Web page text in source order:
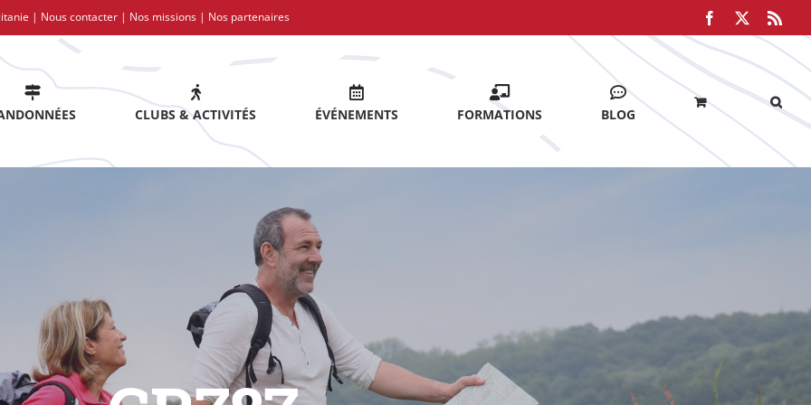
| Nous contacter | Nos missions | Nos partenaires Facebook
CLUBS & ACTIVITÉS ÉVÉNEMENTS FORMATIONS BLOG